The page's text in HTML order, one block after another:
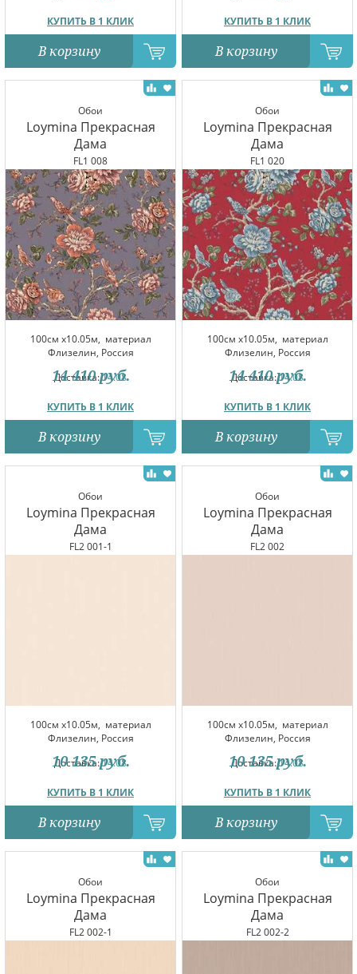
КУПИТЬ В 1 КЛИК
В корзину
КУПИТЬ В 1 КЛИК
В корзину
Обои
Loymina Прекрасная
Дама
FL1 008
100см x10.05м, материал
Флизелин, Россия
Доставка:14.08
КУПИТЬ В 1 КЛИК
14 410 руб.
В корзину
Обои
Loymina Прекрасная
Дама
FL1 020
100см x10.05м, материал
Флизелин, Россия
Доставка:14.08
КУПИТЬ В 1 КЛИК
14 410 руб.
В корзину
Обои
Loymina Прекрасная
Дама
FL2 001-1
100см x10.05м, материал
Флизелин, Россия
Доставка:14.08
КУПИТЬ В 1 КЛИК
10 135 руб.
В корзину
Обои
Loymina Прекрасная
Дама
FL2 002
100см x10.05м, материал
Флизелин, Россия
Доставка:14.08
КУПИТЬ В 1 КЛИК
10 135 руб.
В корзину
Обои
Loymina Прекрасная
Дама
FL2 002-1
Обои
Loymina Прекрасная
Дама
FL2 002-2